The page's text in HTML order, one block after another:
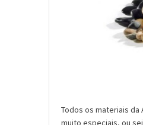
Todos os materiais
muito especiais, ou